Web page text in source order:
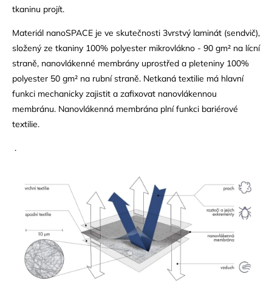
tkaninu projít.
Materiál nanoSPACE je ve skutečnosti 3vrstvý laminát (sendvič),
složený ze tkaniny 100% polyester mikrovlákno - 90 gm² na lícní
straně, nanovlákenné membrány uprostřed a pleteniny 100%
polyester 50 gm² na rubní straně. Netkaná textilie má hlavní
funkci mechanicky zajistit a zafixovat nanovlákennou
membránu. Nanovlákenná membrána plní funkci bariérové
textilie.
.